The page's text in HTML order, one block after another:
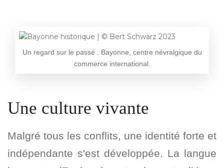
Un regard sur le passé : Bayonne, centre névralgique du
commerce international.
Une culture vivante
Malgré tous les conflits, une identité forte et
indépendante s'est développée. La langue